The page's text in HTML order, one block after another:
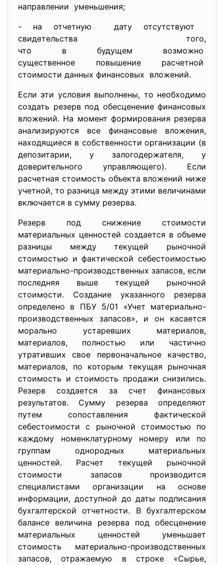
направлении уменьшения;
- на отчетную дату отсутствуют
свидетельства того,
что в будущем возможно
существенное повышение расчетной
стоимости данных финансовых вложений.
Если эти условия выполнены, то необходимо
создать резерв под обесценение финансовых
вложений. На момент формирования резерва
анализируются все финансовые вложения,
находящиеся в собственности организации (в
депозитарии, у залогодержателя, у
доверительного управляющего). Если
расчетная стоимость объекта вложений ниже
учетной, то разница между этими величинами
включается в сумму резерва.
Резерв под снижение стоимости
материальных ценностей создается в объеме
разницы между текущей рыночной
стоимостью и фактической себестоимостью
материально-производственных запасов, если
последняя выше текущей рыночной
стоимости. Создание указанного резерва
определено в ПБУ 5/01 «Учет материально-
производственных запасов», и он касается
морально устаревших материалов,
материалов, полностью или частично
утративших свое первоначальное качество,
материалов, по которым текущая рыночная
стоимость и стоимость продажи снизились.
Резерв создается за счет финансовых
результатов. Сумму резерва определяют
путем сопоставления фактической
себестоимости с рыночной стоимостью по
каждому номенклатурному номеру или по
группам однородных материальных
ценностей. Расчет текущей рыночной
стоимости запасов производится
специалистами организации на основе
информации, доступной до даты подписания
бухгалтерской отчетности. В бухгалтерском
балансе величина резерва под обесценение
материальных ценностей уменьшает
стоимость материально-производственных
запасов, отражаемую в строке «Сырье,